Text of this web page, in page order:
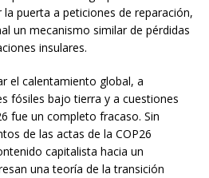
puerta a peticiones de reparación,
un mecanismo similar de pérdidas
insulares.
el calentamiento global, a
fósiles bajo tierra y a cuestiones
fue un completo fracaso. Sin
de las actas de la COP26
capitalista hacia un
una teoría de la transición